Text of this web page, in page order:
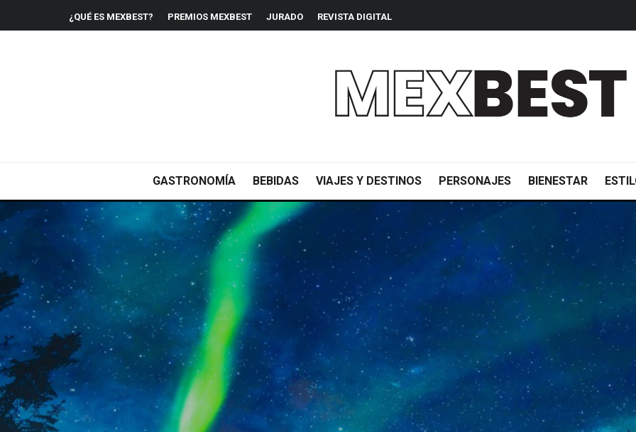
¿QUÉ ES MEXBEST? PREMIOS MEXBEST JURADO REVISTA DIGITAL
GASTRONOMÍA BEBIDAS VIAJES Y DESTINOS PERSONAJES BIENESTAR